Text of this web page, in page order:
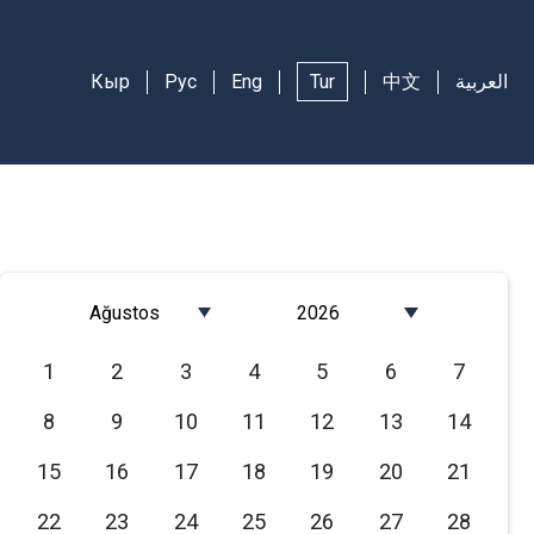
Кыр Рус Eng Tur 中文 العربية
Ağustos
Март
Апрель
2026
2024
2023
1 2 3 4 5 6
7
8
9 10 11 12 13
14
15
16 17 18 19 20
21
22
23 24 25 26 27
28